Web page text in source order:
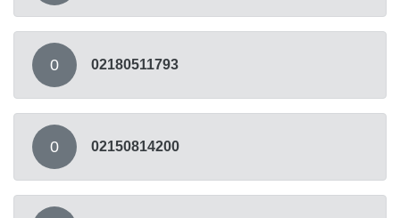
0 02180511793
0 02150814200